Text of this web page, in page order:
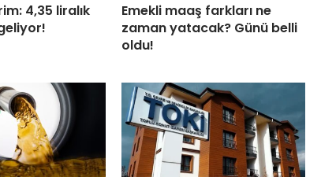
4,35 liralık
Emekli maaş farkları ne
zaman yatacak? Günü belli
oldu!